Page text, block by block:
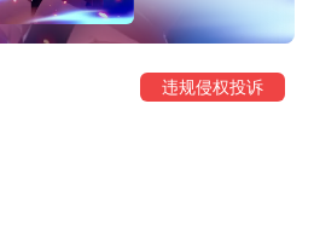
违规侵权投诉